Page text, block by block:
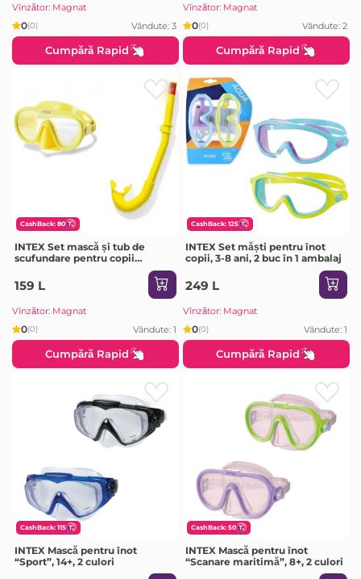
Vînzător: Magnat
0(0) Vândute: 3
Cumpără Rapid
Vînzător: Magnat
0(0) Vândute: 2
Cumpără Rapid
CashBack: 80
INTEX Set mască și tub de
scufundare pentru copii
159 L
Vînzător: Magnat
0(0) Vândute: 1
Cumpără Rapid
CashBack: 125
INTEX Set măști pentru înot
copii, 3-8 ani, 2 buc în 1 ambalaj
249 L
Vînzător: Magnat
0(0) Vândute: 1
Cumpără Rapid
CashBack: 115
INTEX Mască pentru înot
“Sport”, 14+, 2 culori
CashBack: 50
INTEX Mască pentru înot
“Scanare maritimă”, 8+, 2 culori